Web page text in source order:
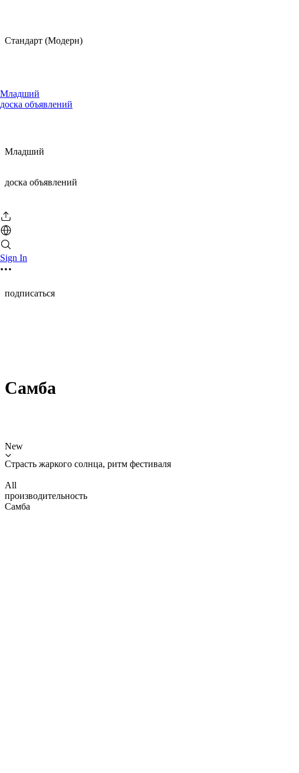
Младший
доска объявлений
Sign In
Стандарт (Модерн)
Младший
доска объявлений
подписаться
Самба
New
Страсть жаркого солнца, ритм фестиваля
All
производительность
Самба